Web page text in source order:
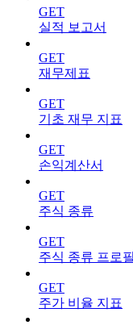
GET
실적 보고서
GET
재무제표
GET
기초 재무 지표
GET
손익계산서
GET
주식 종류
GET
주식 종류 프로필
GET
주가 비율 지표